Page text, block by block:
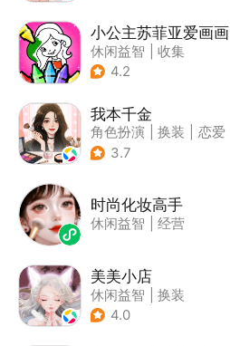
小公主苏菲亚爱画画
休闲益智
收集
| 儿童游戏
4.2
我本千金
角色扮演 换装
恋爱
| 乙女
3.7
时尚化妆高手
休闲益智 经营
美美小店
休闲益智
换装
| 女性向
4.0